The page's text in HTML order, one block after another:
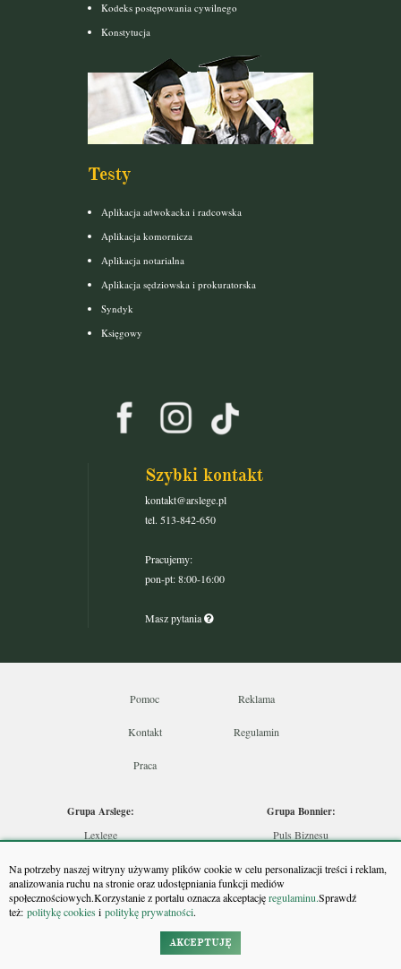
Na potrzeby naszej witryny używamy plików cookie w celu personalizacji treści i reklam,
analizowania ruchu na stronie oraz udostępniania funkcji mediów
społecznościowych.Korzystanie z portalu oznacza akceptacjęregulaminu.Sprawdź
też: politykę cookiesi politykę prywatności.
AKCEPTUJĘ
Kodeks postępowania cywilnego
Konstytucja
Testy
Aplikacja adwokacka i radcowska
Aplikacja komornicza
Aplikacja notarialna
Aplikacja sędziowska i prokuratorska
Syndyk
Księgowy
Szybki kontakt
kontakt@arslege.pl
tel. 513-842-650
Pracujemy:
pon-pt: 8:00-16:00
Masz pytania
Pomoc Reklama
Kontakt Regulamin
Praca
Grupa Arslege:
Lexlege
Skarbowcy
Urzędnik
Rzeczoznawca
Grupa Bonnier:
Puls Biznesu
Puls Medycyny
Monitor Firm